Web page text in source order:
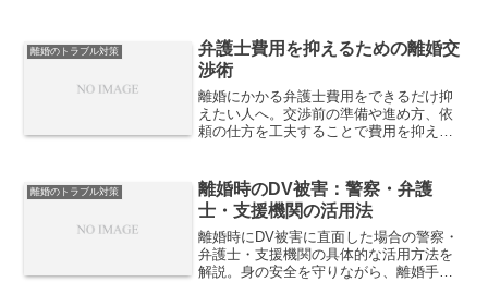
離婚のトラブル対策
弁護士費用を抑えるための離婚交
渉術
離婚にかかる弁護士費用をできるだけ抑
えたい人へ。交渉前の準備や進め方、依
頼の仕方を工夫することで費用を抑える
離婚のトラブル対策
離婚時のDV被害：警察・弁護
士・支援機関の活用法
離婚時にDV被害に直面した場合の警察・
弁護士・支援機関の具体的な活用方法を
解説。身の安全を守りながら、離婚手続